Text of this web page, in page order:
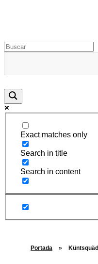
Exact matches only
Search in title
Search in content
Portada » Küntsquäd